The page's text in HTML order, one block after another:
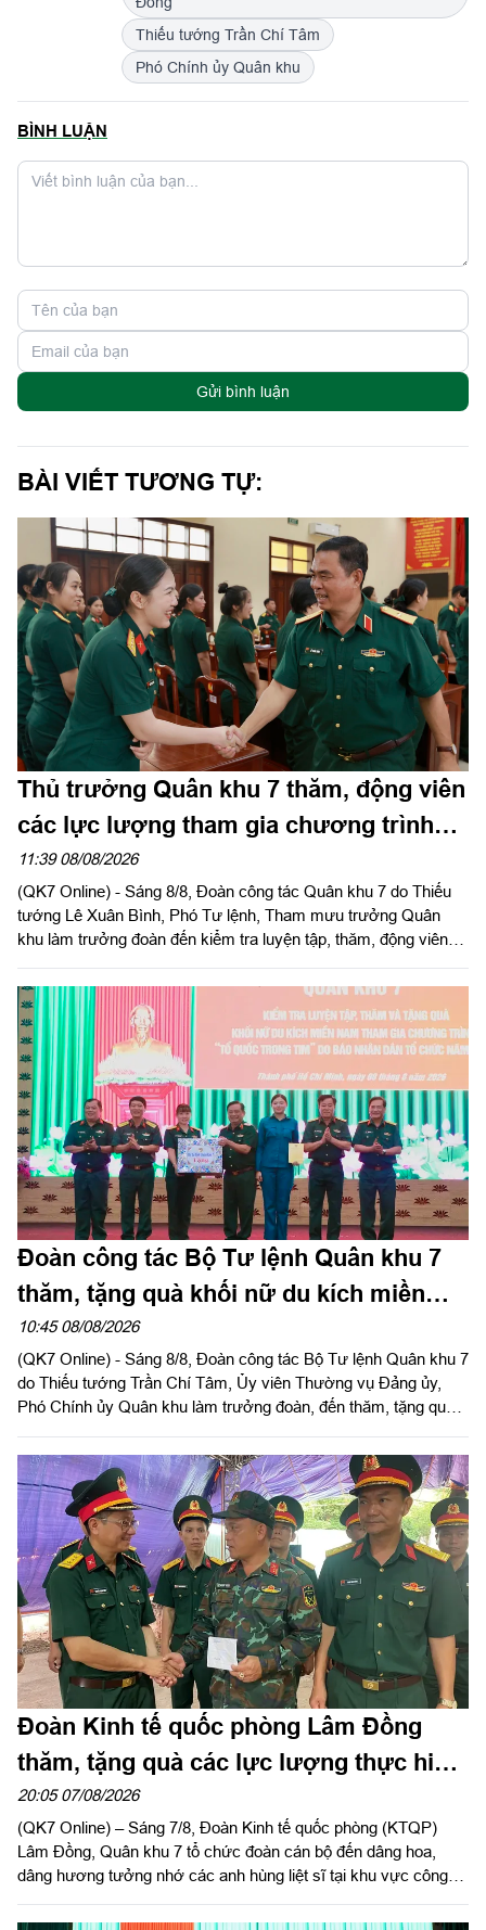
Thiếu tướng Trần Chí Tâm
Phó Chính ủy Quân khu
BÌNH LUẬN
Gửi bình luận
BÀI VIẾT TƯƠNG TỰ:
Thủ trưởng Quân khu 7 thăm, động viên
các lực lượng tham gia chương trình
“Tổ quốc trong tim”
11:39 08/08/2026
(QK7 Online) - Sáng 8/8, Đoàn công tác Quân khu 7 do Thiếu
tướng Lê Xuân Bình, Phó Tư lệnh, Tham mưu trưởng Quân
khu làm trưởng đoàn đến kiểm tra luyện tập, thăm, động viên
Nhân Dân tổ chức tại Sư đoàn 309 và Lữ đoàn 25.
Đoàn công tác Bộ Tư lệnh Quân khu 7
thăm, tặng quà khối nữ du kích miền
Nam tham gia chương trình "Tổ quốc
trong tim"
10:45 08/08/2026
(QK7 Online) - Sáng 8/8, Đoàn công tác Bộ Tư lệnh Quân khu 7
do Thiếu tướng Trần Chí Tâm, Ủy viên Thường vụ Đảng ủy,
Phó Chính ủy Quân khu làm trưởng đoàn, đến thăm, tặng quà
vụ chương trình "Tổ quốc trong tim" do báo Nhân dân tổ chức.
Đoàn Kinh tế quốc phòng Lâm Đồng
thăm, tặng quà các lực lượng thực hiện
nhiệm vụ tìm kiếm, quy tập hài cốt liệt sĩ
20:05 07/08/2026
(QK7 Online) – Sáng 7/8, Đoàn Kinh tế quốc phòng (KTQP)
Lâm Đồng, Quân khu 7 tổ chức đoàn cán bộ đến dâng hoa,
dâng hương tưởng nhớ các anh hùng liệt sĩ tại khu vực công
Đồng Nai do Thượng tá Đinh Nho Hùng, Đoàn trưởng Đoàn